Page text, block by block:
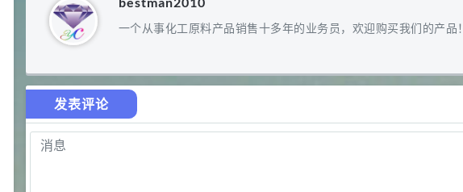
一个从事化工原料产品销售十多年的业务员，欢迎购买我们的产品！
发表评论
浏览量 - 1.64w
11.25 D-异抗坏血酸钠 98%
浏览量 - 1.55w